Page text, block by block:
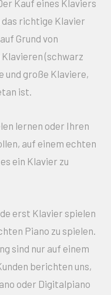
Kauf eines Klaviers
richtige Klavier
Grund von
(schwarz
und große Klaviere,
ist.
lernen oder Ihren
auf einem echten
ein Klavier zu
erst Klavier spielen
Piano zu spielen.
sind nur auf einem
berichten uns,
oder Digitalpiano